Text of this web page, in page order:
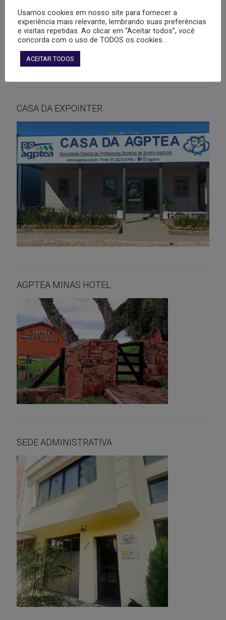
CASA DA EXPOINTER
AGPTEA MINAS HOTEL
SEDE ADMINISTRATIVA
Usamos cookies em nosso site para fornecer a
experiência mais relevante, lembrando suas preferências
e visitas repetidas. Ao clicar em “Aceitar todos”, você
concorda com o uso de TODOS os cookies. .
ACEITAR TODOS